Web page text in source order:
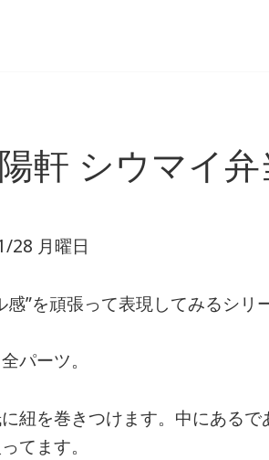
軒 シウマイ弁
28 月曜日
感”を頑張って表現してみるシリ
パーツ。
紐を巻きつけます。中にある
てます。